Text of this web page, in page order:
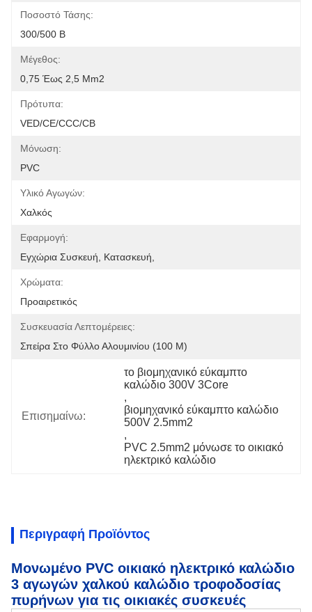
Ποσοστό Τάσης:
300/500 Β
Μέγεθος:
0,75 Έως 2,5 Mm2
Πρότυπα:
VED/CE/CCC/CB
Μόνωση:
PVC
Υλικό Αγωγών:
Χαλκός
Εφαρμογή:
Εγχώρια Συσκευή, Κατασκευή,
Χρώματα:
Προαιρετικός
Συσκευασία Λεπτομέρειες:
Σπείρα Στο Φύλλο Αλουμινίου (100 Μ)
Επισημαίνω:
το βιομηχανικό εύκαμπτο
καλώδιο 300V 3Core
,
βιομηχανικό εύκαμπτο καλώδιο
500V 2.5mm2
,
PVC 2.5mm2 μόνωσε το οικιακό
ηλεκτρικό καλώδιο
Περιγραφή Προϊόντος
Μονωμένο PVC οικιακό ηλεκτρικό καλώδιο
3 αγωγών χαλκού καλώδιο τροφοδοσίας
πυρήνων για τις οικιακές συσκευές